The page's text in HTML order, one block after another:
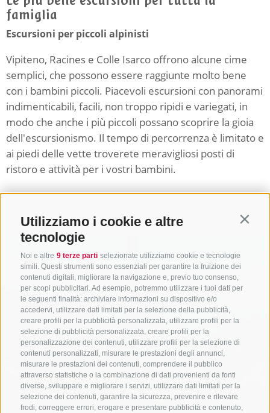
Utilizziamo i cookie e altre
tecnologie
Noi e altre 9 terze parti selezionate utilizziamo cookie e tecnologie
simili. Questi strumenti sono essenziali per garantire la fruizione dei
contenuti digitali, migliorare la navigazione e, previo tuo consenso,
per scopi pubblicitari. Ad esempio, potremmo utilizzare i tuoi dati per
le seguenti finalità: archiviare informazioni su dispositivo e/o
accedervi, utilizzare dati limitati per la selezione della pubblicità,
creare profili per la pubblicità personalizzata, utilizzare profili per la
selezione di pubblicità personalizzata, creare profili per la
personalizzazione dei contenuti, utilizzare profili per la selezione di
contenuti personalizzati, misurare le prestazioni degli annunci,
misurare le prestazioni dei contenuti, comprendere il pubblico
attraverso statistiche o la combinazione di dati provenienti da fonti
diverse, sviluppare e migliorare i servizi, utilizzare dati limitati per la
selezione dei contenuti, garantire la sicurezza, prevenire e rilevare
frodi, correggere errori, erogare e presentare pubblicità e contenuto,
famiglia
Escursioni per piccoli alpinisti
Vipiteno, Racines e Colle Isarco offrono alcune cime
semplici, che possono essere raggiunte molto bene
con i bambini piccoli. Piacevoli escursioni con panorami
indimenticabili, facili, non troppo ripidi e variegati, in
modo che anche i più piccoli possano scoprire la gioia
dell'escursionismo. Il tempo di percorrenza è limitato e
ai piedi delle vette troverete meravigliosi posti di
ristoro e attività per i vostri bambini.
bambini piccoli si trovano qui:
La Cima di Monte Cavallo
Il “Köpfl” è la cima del Monte Cavallo raggiungibile
dalla stazione a monte in poco meno di 1 ora. Chi
preferisce, nei mesi estivi, può quasi raggiungere
la cima con la seggiovia panoramica. Chi soffre di
vertigini invece può godere dello stesso
panorama sulla piattaforma di osservazione a 50
metri sotto la vetta.